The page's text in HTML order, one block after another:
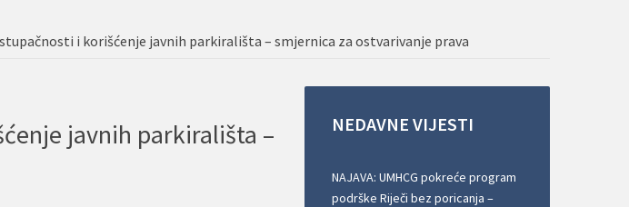
i korišćenje javnih parkirališta – smjernica za ostvarivanje prava
javnih parkirališta –
NEDAVNE VIJESTI
NAJAVA: UMHCG pokreće program
podrške Riječi bez poricanja –